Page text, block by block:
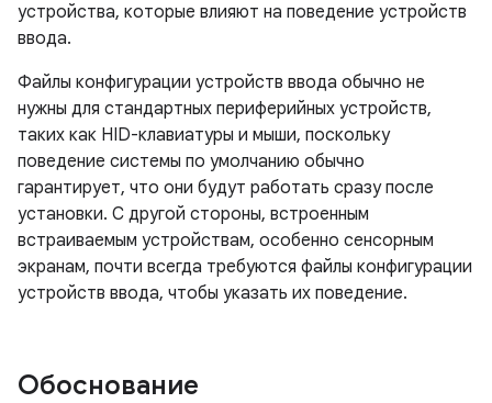
устройства, которые влияют на поведение устройств
ввода.
Файлы конфигурации устройств ввода обычно не
нужны для стандартных периферийных устройств,
таких как HID-клавиатуры и мыши, поскольку
поведение системы по умолчанию обычно
гарантирует, что они будут работать сразу после
установки. С другой стороны, встроенным
встраиваемым устройствам, особенно сенсорным
экранам, почти всегда требуются файлы конфигурации
устройств ввода, чтобы указать их поведение.
Обоснование